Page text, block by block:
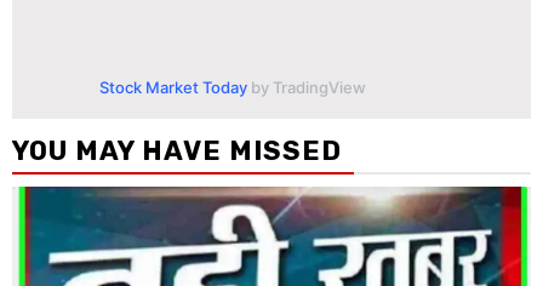
Stock Market Today by TradingView
YOU MAY HAVE MISSED